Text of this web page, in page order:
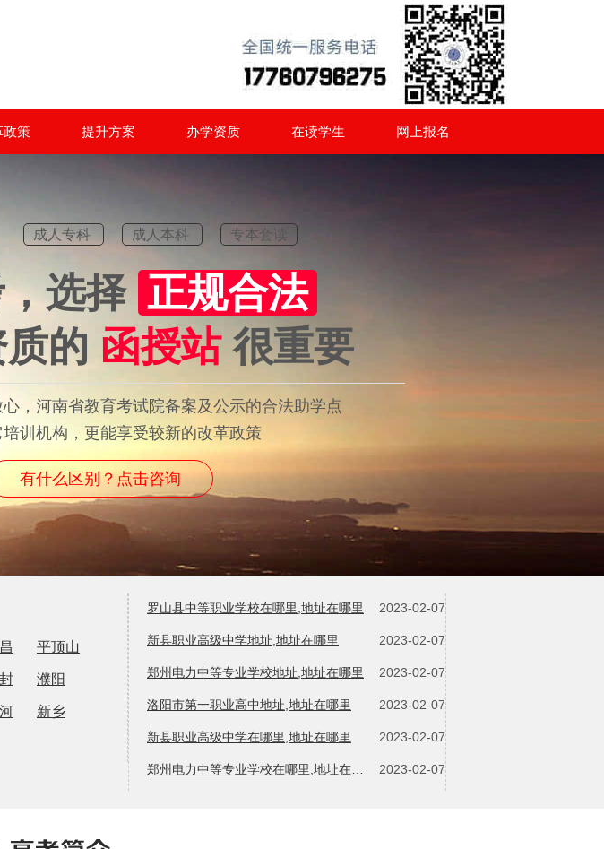
政策 提升方案 办学资质 在读学生 网上报名
成人专科 成人本科 专本套读
选择 正规合法
的 函授站很重要
，河南省教育考试院备案及公示的合法助学点
培训机构，更能享受较新的改革政策
有什么区别？点击咨询
平顶山
濮阳
新乡
​罗山县中等职业学校在哪里,地址在哪里 2023-02-07
新县职业高级中学地址,地址在哪里 2023-02-07
郑州电力中等专业学校地址,地址在哪里 2023-02-07
洛阳市第一职业高中地址,地址在哪里 2023-02-07
新县职业高级中学在哪里,地址在哪里 2023-02-07
2023-02-07